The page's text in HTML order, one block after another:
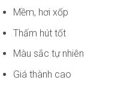
Mềm, hơi xốp
Thấm hút tốt
Màu sắc tự nhiên
Giá thành cao